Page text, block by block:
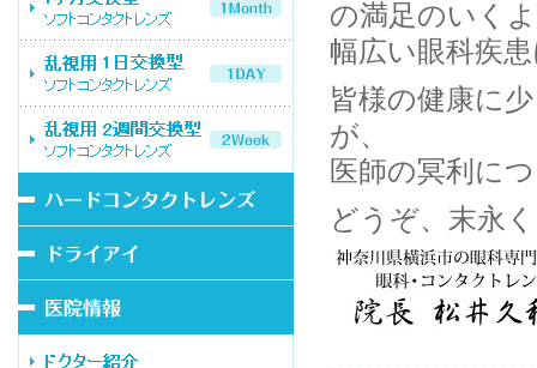
の満足のいく
幅広い眼科疾
皆様の健康に
が、
医師の冥利に
どうぞ、末永